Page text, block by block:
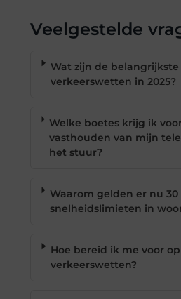
Veelgestelde
Wat zijn de
verkeerswetten in 2025?
Welke boetes krijg ik
vasthouden van mijn
het stuur?
Waarom gelden er nu 30
snelheidslimieten in
Hoe bereid ik me voor
verkeerswetten?